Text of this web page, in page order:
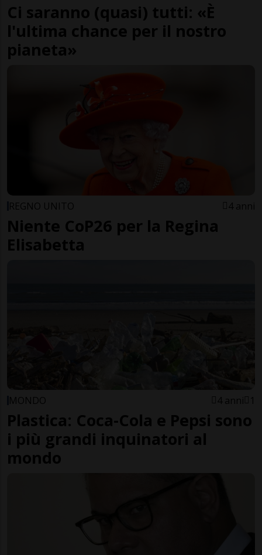
Ci saranno (quasi) tutti: «È
l'ultima chance per il nostro
pianeta»
REGNO UNITO 4 anni
Niente CoP26 per la Regina
Elisabetta
MONDO 4 anni 1
Plastica: Coca-Cola e Pepsi sono
i più grandi inquinatori al
mondo